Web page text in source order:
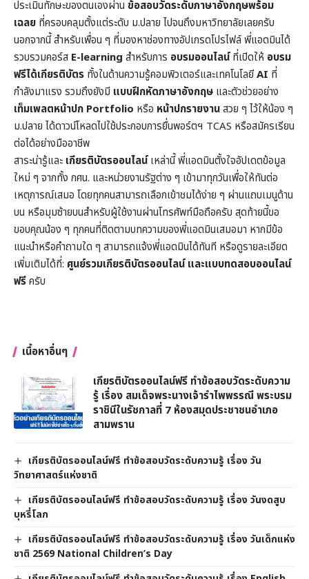
ประเมินทักษะของตนเองผ่าน ข้อสอบวัดระดับภาษาอังกฤษพร้อม
เฉลย ที่ครอบคลุมตั้งแต่ระดับ ม.ปลาย ไปจนถึงมหาวิทยาลัยเลยครับ
นอกจากนี้ สำหรับเพื่อน ๆ ที่มองหาช่องทางอัปเกรดโปรไฟล์ พี่แอดมินได้
รวบรวมคอร์ส E-learning สำหรับการ อบรมออนไลน์ที่เปิดให้ อบรม
ฟรีได้เกียรติบัตร ทั้งในด้านความรู้คอมพิวเตอร์และเทคโนโลยีAI ที่
กำลังมาแรง รวมถึงยังมี แบบฝึกหัดภาษาอังกฤษ และตัวช่วยอย่าง
เท็มเพลตหน้าปก Portfolio หรือ หน้าปกรายงานสวย ๆ ไว้ให้น้อง ๆ
ม.ปลาย ได้ดาวน์โหลดไปใช้ประกอบการยื่นพอร์ตฯ TCAS หรือสมัครเรียน
ต่อได้อย่างมืออาชีพ
สาระน่ารู้และ เกียรติบัตรออนไลน์เหล่านี้ พี่แอดมินตั้งใจอัปเดตข้อมูล
ใหม่ ๆ จากทั้ง กศน. และหน่วยงานรัฐต่าง ๆ เข้ามาทุกวันเพื่อให้ทันต่อ
เหตุการณ์เสมอ โดยทุกคนสามารถเลือกเข้าชมได้ง่าย ๆ ผ่านแถบเมนูด้าน
บน หรือมุมซ้ายบนสำหรับผู้ใช้งานผ่านโทรศัพท์มือถือครับ สุดท้ายนี้ขอ
ขอบคุณน้อง ๆ ทุกคนที่ติดตามบทความของพี่แอดมินเสมอมา หากมีข้อ
แนะนำหรือคำถามใด ๆ สามารถแจ้งพี่แอดมินได้ทันที หรือดูรายละเอียด
เพิ่มเติมได้ที่: ศูนย์รวมเกียรติบัตรออนไลน์ และแบบทดสอบออนไลน์
ฟรีครับ
เนื้อหาอื่นๆ
เกียรติบัตรออนไลน์ฟรี ทำข้อสอบวัดระดับความ
รู้ เรื่อง สมเด็จพระนางเจ้ารำไพพรรณี พระบรม
ราชินีในรัชกาลที่ 7 ห้องสมุดประชาชนอำเภอ
สามพราน
เกียรติบัตรออนไลน์ฟรี ทำข้อสอบวัดระดับความรู้ เรื่อง วัน
วิทยาศาสตร์แห่งชาติ
เกียรติบัตรออนไลน์ฟรี ทำข้อสอบวัดระดับความรู้ เรื่อง วันงดสูบ
บุหรี่โลก
เกียรติบัตรออนไลน์ฟรี ทำข้อสอบวัดระดับความรู้ เรื่อง วันเด็กแห่ง
ชาติ 2569 National Children’s Day